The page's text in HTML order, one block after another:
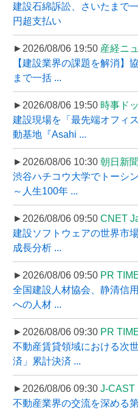
建設石綿訴訟、さいたまで
円超支払い
►2026/08/06 19:50 産経ニ
【建設業界の課題を解消】
まで一括 ...
►2026/08/06 19:50 時事ド
建設現場を「最先端オフィ
動基地『Asahi ...
►2026/08/06 10:30 朝日新
渋谷ハチコウ大学でトーシ
～人生100年 ...
►2026/08/06 09:50 CNET
建設ソフトウェアの世界市
成長分析 ...
►2026/08/06 09:50 PR
全国建設人材協会、静清信
への人材 ...
►2026/08/06 09:30 PR
不動産賃貸領域における次
済」累計決済 ...
►2026/08/06 09:30 J-CAST
不動産業界の交流を深める